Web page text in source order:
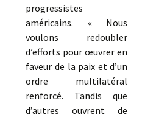
progressistes
américains. « Nous
voulons redoubler
d’efforts pour œuvrer en
faveur de la paix et d’un
ordre multilatéral
renforcé. Tandis que
d’autres ouvrent de